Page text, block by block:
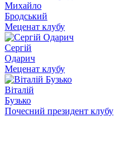
Михайло
Бродський
Меценат клубу
Сергій
Одарич
Меценат клубу
Віталій
Бузько
Почесний президент клубу